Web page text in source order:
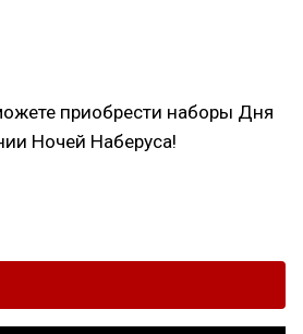
приобрести наборы Дня
Ночей Наберуса!